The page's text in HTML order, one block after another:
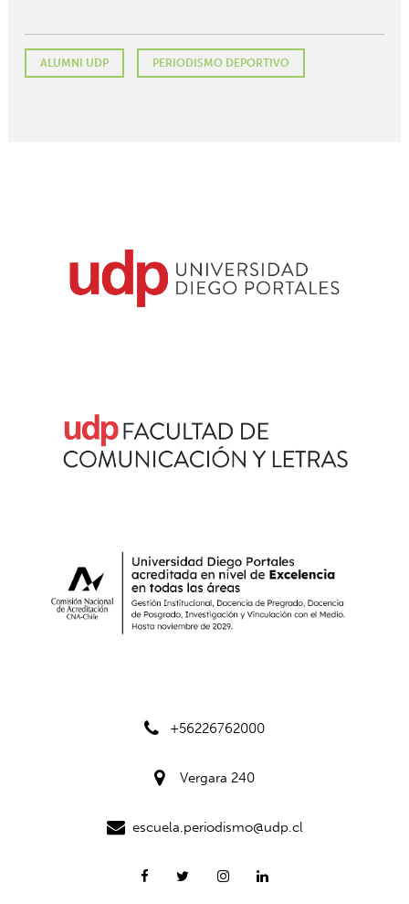
ALUMNI UDP PERIODISMO DEPORTIVO
+56226762000
Vergara 240
escuela.periodismo@udp.cl